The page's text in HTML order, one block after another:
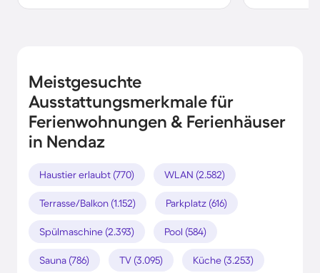
Meistgesuchte
Ausstattungsmerkmale für
Ferienwohnungen & Ferienhäuser
in Nendaz
Haustier erlaubt (770) WLAN (2.582)
Terrasse/Balkon (1.152) Parkplatz (616)
Spülmaschine (2.393) Pool (584)
Sauna (786) TV (3.095) Küche (3.253)